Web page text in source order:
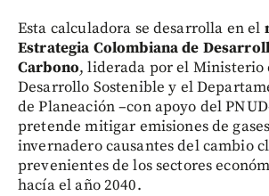
Esta calculadora se desarrolla en el
Estrategia Colombiana de
Carbono, liderada por el Ministerio
Desarrollo Sostenible y el
de Planeación –con apoyo del
pretende mitigar emisiones de
invernadero causantes del cambio
prevenientes de los sectores
hacía el año 2040.